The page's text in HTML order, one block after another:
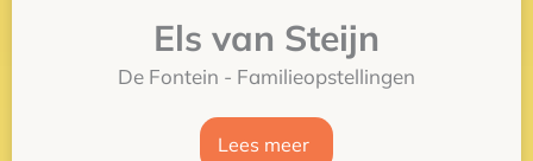
Els van Steijn
De Fontein - Familieopstellingen
Lees meer